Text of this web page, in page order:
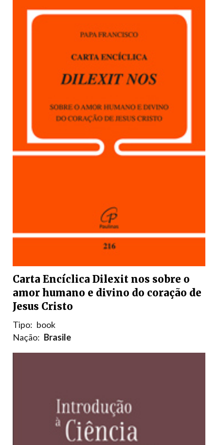
Carta Encíclica Dilexit nos sobre o
amor humano e divino do coração de
Jesus Cristo
Tipo: book
Nação: Brasile